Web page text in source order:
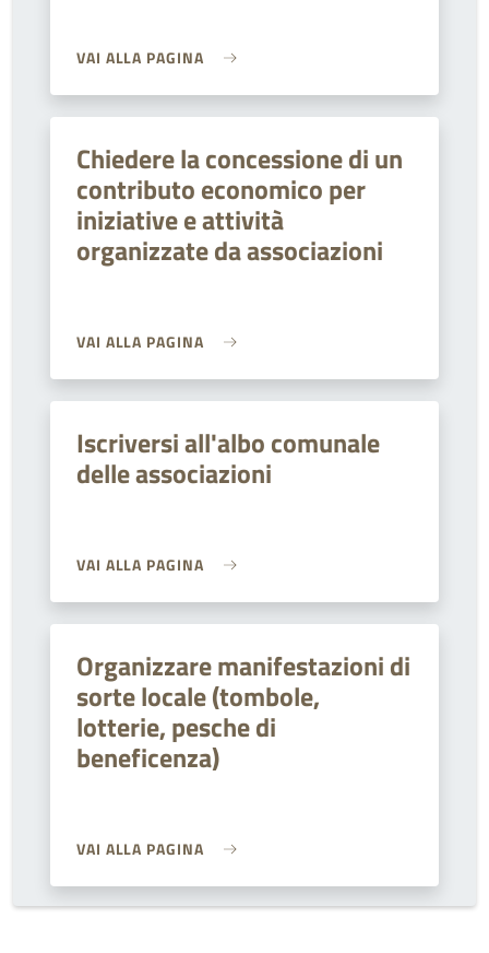
VAI ALLA PAGINA
Chiedere la concessione di un
contributo economico per
iniziative e attività
organizzate da associazioni
VAI ALLA PAGINA
Iscriversi all'albo comunale
delle associazioni
VAI ALLA PAGINA
Organizzare manifestazioni di
sorte locale (tombole,
lotterie, pesche di
beneficenza)
VAI ALLA PAGINA